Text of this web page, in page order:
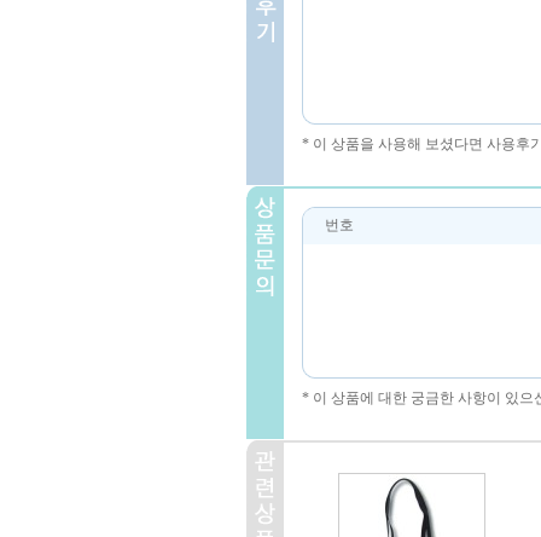
* 이 상품을 사용해 보셨다면 사용후
번호
* 이 상품에 대한 궁금한 사항이 있